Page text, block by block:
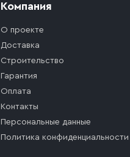
Компания
О проекте
Доставка
Строительство
Гарантия
Оплата
Контакты
Персональные данные
Политика конфиденциальности